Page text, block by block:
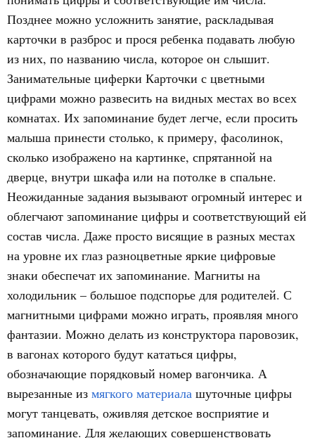
Позднее можно усложнить занятие, раскладывая
карточки в разброс и прося ребенка подавать любую
из них, по названию числа, которое он слышит.
Занимательные циферки Карточки с цветными
цифрами можно развесить на видных местах во всех
комнатах. Их запоминание будет легче, если просить
малыша принести столько, к примеру, фасолинок,
сколько изображено на картинке, спрятанной на
дверце, внутри шкафа или на потолке в спальне.
Неожиданные задания вызывают огромный интерес и
облегчают запоминание цифры и соответствующий ей
состав числа. Даже просто висящие в разных местах
на уровне их глаз разноцветные яркие цифровые
знаки обеспечат их запоминание. Магниты на
холодильник – большое подспорье для родителей. С
магнитными цифрами можно играть, проявляя много
фантазии. Можно делать из конструктора паровозик,
в вагонах которого будут кататься цифры,
обозначающие порядковый номер вагончика. А
вырезанные из мягкого материала шуточные цифры
могут танцевать, оживляя детское восприятие и
запоминание. Для желающих совершенствовать